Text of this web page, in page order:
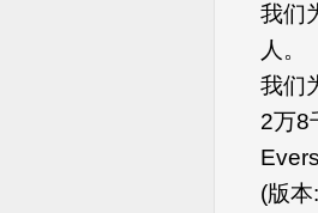
我们
人。
我们
2万8
(版